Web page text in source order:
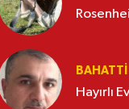
Hayırlı